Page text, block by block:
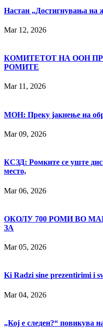
Настан „Достигнувања на
Mar 12, 2026
КОМИТЕТОТ НА ООН
РОМИТЕ
Mar 11, 2026
МОН: Преку јакнење на
Mar 09, 2026
КСЗД: Ромките се уште
место,
Mar 06, 2026
ОКОЛУ 700 РОМИ ВО
ЗА
Mar 05, 2026
Ki Radzi sine prezentirimi i
Mar 04, 2026
„Кој е следен?“ повикува